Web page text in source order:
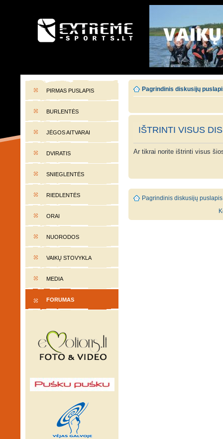
EXTREME-SPORTS.LT
PIRMAS PUSLAPIS
BURLENTĖS
JĖGOS AITVARAI
DVIRATIS
SNIEGLENTĖS
RIEDLENTĖS
ORAI
NUORODOS
VAIKŲ STOVYKLA
MEDIA
FORUMAS
Pagrindinis diskusijų
IŠTRINTI VISUS
Ar tikrai norite ištrinti visus
Pagrindinis diskusijų puslapis